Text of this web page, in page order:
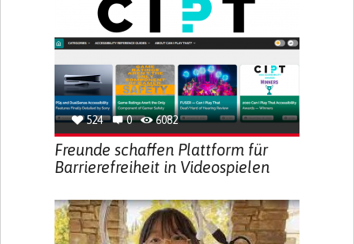
524 0 6082
Freunde schaffen Plattform für
Barrierefreiheit in Videospielen